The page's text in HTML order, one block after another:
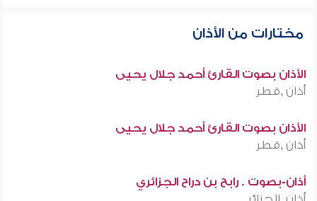
مختارات من الأذان
الأذان بصوت القارئ أحمد جلال يحيى
أذان ,قطر
الأذان بصوت القارئ أحمد جلال يحيى
أذان ,قطر
أذان-بصوت . رابح بن دراح الجزائري